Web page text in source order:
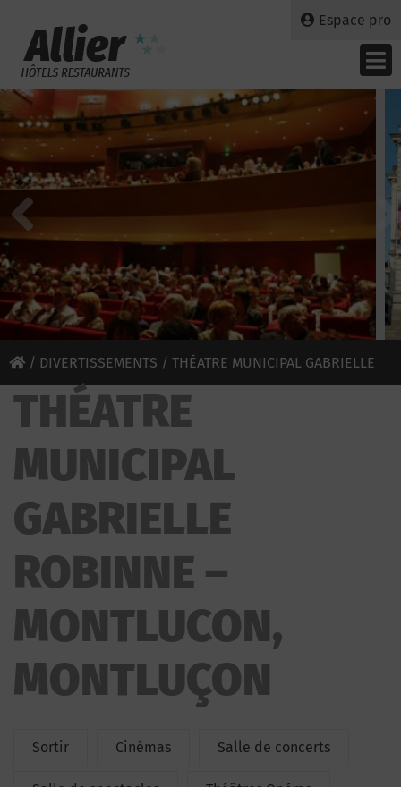
Espace pro
/ DIVERTISSEMENTS / THÉATRE MUNICIPAL GABRIELLE
ROBINNE – MONTLUCON
THÉATRE
MUNICIPAL
GABRIELLE
ROBINNE –
MONTLUCON,
MONTLUÇON
Sortir Cinémas Salle de concerts